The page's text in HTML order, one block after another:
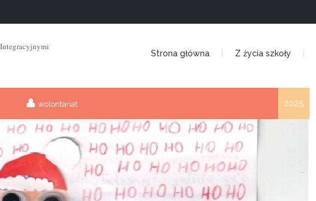
Strona główna Z życia szkoły
wolontariat 2025